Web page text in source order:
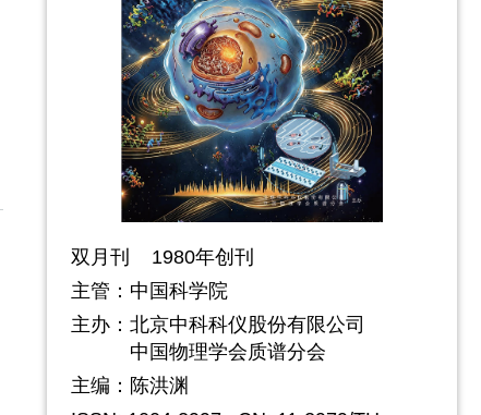
双月刊 1980年创刊
主管：中国科学院
主办： 北京中科科仪股份有限公司
中国物理学会质谱分会
主编：陈洪渊